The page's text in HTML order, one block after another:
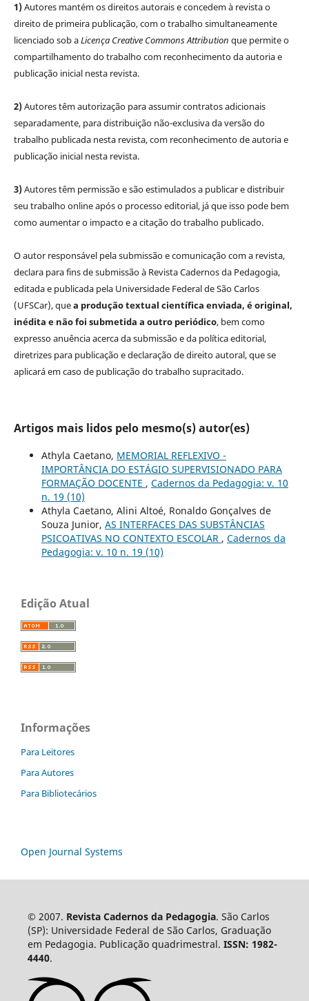
1)Autores mantém os direitos autorais e concedem à revista o
direito de primeira publicação, com o trabalho simultaneamente
licenciado sob aLicença Creative Commons Attribution que permite o
compartilhamento do trabalho com reconhecimento da autoria e
publicação inicial nesta revista.
2)Autores têm autorização para assumir contratos adicionais
separadamente, para distribuição não-exclusiva da versão do
trabalho publicada nesta revista, com reconhecimento de autoria e
publicação inicial nesta revista.
3)Autores têm permissão e são estimulados a publicar e distribuir
seu trabalho online após o processo editorial, já que isso pode bem
como aumentar o impacto e a citação do trabalho publicado.
O autor responsável pela submissão e comunicação com a revista,
declara para fins de submissão à Revista Cadernos da Pedagogia,
editada e publicada pela Universidade Federal de São Carlos
(UFSCar), quea produção textual científica enviada, é original,
inédita e não foi submetida a outro periódico, bem como
expresso anuência acerca da submissão e da política editorial,
diretrizes para publicação e declaração de direito autoral, que se
aplicará em caso de publicação do trabalho supracitado.
Artigos mais lidos pelo mesmo(s) autor(es)
Athyla Caetano, MEMORIAL REFLEXIVO -
IMPORTÂNCIA DO ESTÁGIO SUPERVISIONADO PARA
FORMAÇÃO DOCENTE , Cadernos da Pedagogia: v. 10
n. 19 (10)
Athyla Caetano, Alini Altoé, Ronaldo Gonçalves de
Souza Junior, AS INTERFACES DAS SUBSTÂNCIAS
PSICOATIVAS NO CONTEXTO ESCOLAR , Cadernos da
Pedagogia: v. 10 n. 19 (10)
Edição Atual
Informações
Para Leitores
Para Autores
Para Bibliotecários
Open Journal Systems
© 2007. Revista Cadernos da Pedagogia. São Carlos
(SP): Universidade Federal de São Carlos, Graduação
em Pedagogia. Publicação quadrimestral. ISSN: 1982-
4440.